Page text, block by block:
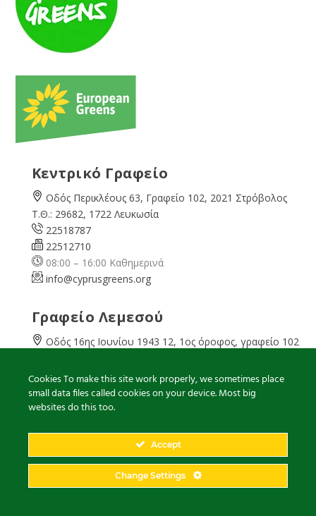
Κεντρικό Γραφείο
Οδός Περικλέους 63, Γραφείο 102, 2021 Στρόβολος
Τ.Θ.: 29682, 1722 Λευκωσία
22518787
22512710
08:00 – 16:00 Καθημερινά
info@cyprusgreens.org
Γραφείο Λεμεσού
Οδός 16ης Ιουνίου 1943 12, 1ος όροφος, γραφείο 102
25342661
25342665
07:45 – 13:00 Καθημερινά
Γραφείο Αμμοχώστου
Γρηγόρη Αυξεντίου 3, 5288 Παραλίμνι
Cookies To make this site work properly, we sometimes place
small data files called cookies on your device. Most big
websites do this too.
Accept
Change Settings